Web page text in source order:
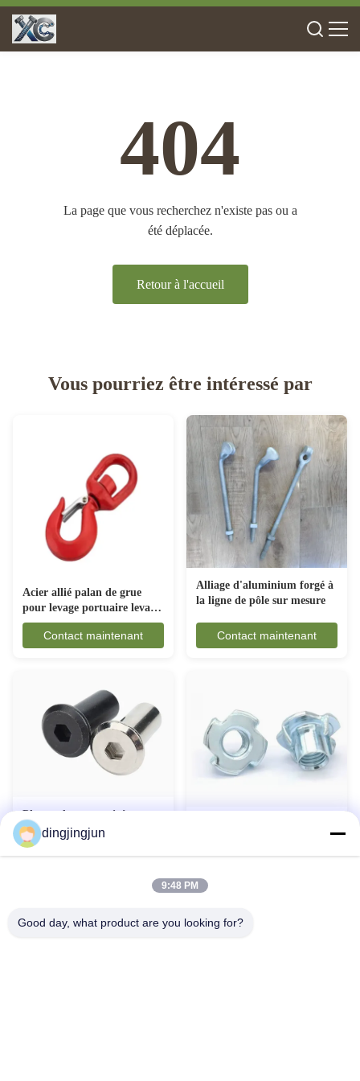
404
La page que vous recherchez n'existe pas ou a
été déplacée.
Retour à l'accueil
Vous pourriez être intéressé par
Acier allié palan de grue
pour levage portuaire levage
ingénierie construction œil
de poisson
Contact maintenant
Alliage d'aluminium forgé à
la ligne de pôle sur mesure
Contact maintenant
Plaque de serrage à écrou
carré à bord inversé en acier
inoxydable, capuchon de vis,
classe 4.8 6.8
Lourde
dingjingjun
9:48 PM
Good day, what product are you looking for?